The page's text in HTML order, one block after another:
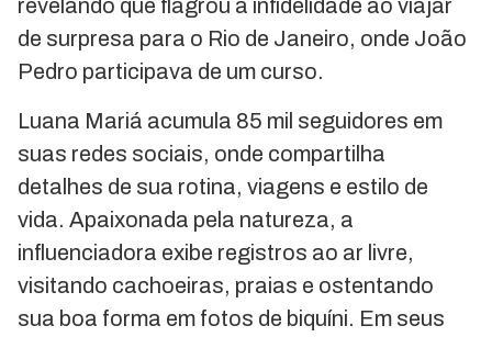
revelando que flagrou a infidelidade ao viajar
de surpresa para o Rio de Janeiro, onde João
Pedro participava de um curso.
Luana Mariá acumula 85 mil seguidores em
suas redes sociais, onde compartilha
detalhes de sua rotina, viagens e estilo de
vida. Apaixonada pela natureza, a
influenciadora exibe registros ao ar livre,
visitando cachoeiras, praias e ostentando
sua boa forma em fotos de biquíni. Em seus